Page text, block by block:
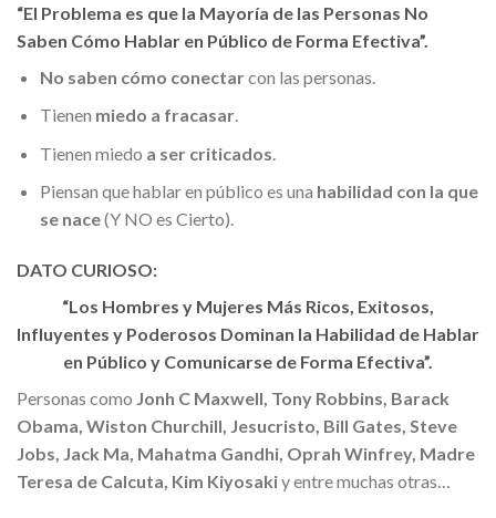
“El Problema es que la Mayoría de las Personas No
Saben Cómo Hablar en Público de Forma Efectiva”.
No saben cómo conectarcon las personas.
Tienen miedo a fracasar.
Tienen miedo a ser criticados.
Piensan que hablar en público es una habilidad con la que
se nace(Y NO es Cierto).
DATO CURIOSO:
“Los Hombres y Mujeres Más Ricos, Exitosos,
Influyentes y Poderosos Dominan la Habilidad de Hablar
en Público y Comunicarse de Forma Efectiva”.
Personas como Jonh C Maxwell, Tony Robbins, Barack
Obama, Wiston Churchill, Jesucristo, Bill Gates, Steve
Jobs, Jack Ma, Mahatma Gandhi, Oprah Winfrey, Madre
Teresa de Calcuta, Kim Kiyosakiy entre muchas otras…